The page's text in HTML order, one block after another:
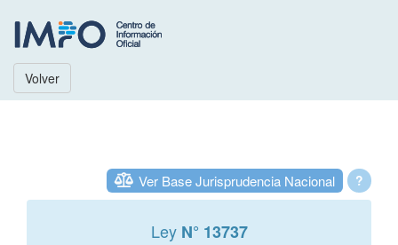
Volver
?
Ver Base Jurisprudencia Nacional
Ley N° 13737